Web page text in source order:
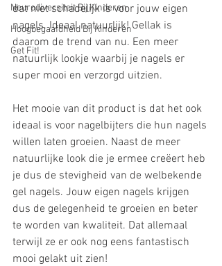
Neurodiversiteit Bij Kinderen
Hoogbegaafdheid Bij Kinderen
Get Fit!
dat niet schadelijk is voor jouw eigen
nagels. Ideaal natuurlijk! Gellak is
daarom de trend van nu. Een meer
natuurlijk lookje waarbij je nagels er
super mooi en verzorgd uitzien.
Het mooie van dit product is dat het ook
ideaal is voor nagelbijters die hun nagels
willen laten groeien. Naast de meer
natuurlijke look die je ermee creëert heb
je dus de stevigheid van de welbekende
gel nagels. Jouw eigen nagels krijgen
dus de gelegenheid te groeien en beter
te worden van kwaliteit. Dat allemaal
terwijl ze er ook nog eens fantastisch
mooi gelakt uit zien!